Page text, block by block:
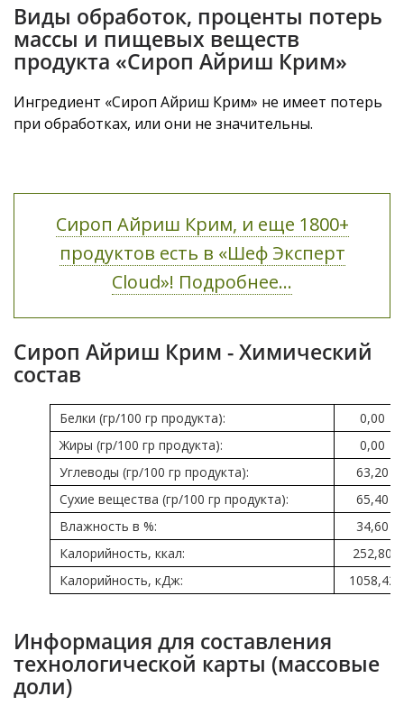
Виды обработок, проценты потерь
массы и пищевых веществ
продукта «Сироп Айриш Крим»
Ингредиент «Сироп Айриш Крим» не имеет потерь
при обработках, или они не значительны.
Сироп Айриш Крим, и еще 1800+
продуктов есть в «Шеф Эксперт
Cloud»! Подробнее...
Сироп Айриш Крим - Химический
состав
Белки (гр/100 гр продукта):
0,00
Жиры (гр/100 гр продукта):
0,00
Углеводы (гр/100 гр продукта):
63,20
Сухие вещества (гр/100 гр продукта):
65,40
Влажность в %:
34,60
Калорийность, ккал:
252,80
Калорийность, кДж:
1058,42
Информация для составления
технологической карты (массовые
доли)